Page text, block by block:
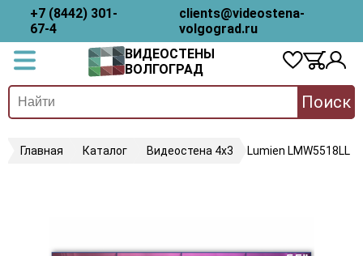
+7 (8442) 301-
67-4
clients@videostena-
volgograd.ru
ВИДЕОСТЕНЫ
ВОЛГОГРАД
Поиск
Главная Каталог Видеостена 4х3 Lumien LMW5518LL